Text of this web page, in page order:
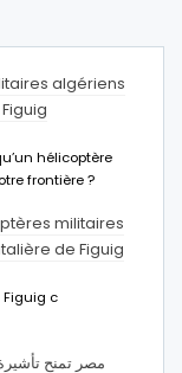
algériens
hélicoptère
frontière ?
militaires
de Figuig
c
مصر تمنح